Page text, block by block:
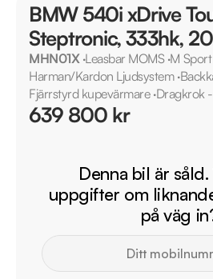
BMW 540i xDrive
Steptronic, 333hk,
MHN01X·Leasbar MOMS·M Sport
Harman/Kardon Ljudsystem·
Fjärrstyrd kupevärmare·Dragkrok
639 800 kr
Denna bil är
uppgifter om
på väg